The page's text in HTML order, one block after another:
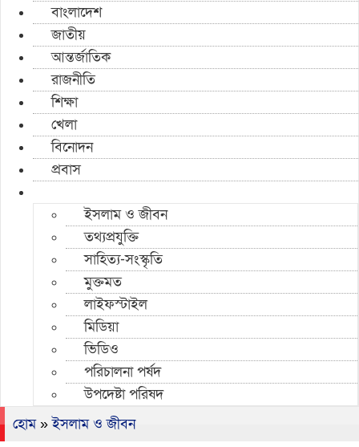
বাংলাদেশ
জাতীয়
আন্তর্জাতিক
রাজনীতি
শিক্ষা
খেলা
বিনোদন
প্রবাস
ইসলাম ও জীবন
তথ্যপ্রযুক্তি
সাহিত্য-সংস্কৃতি
মুক্তমত
লাইফস্টাইল
মিডিয়া
ভিডিও
পরিচালনা পর্ষদ
উপদেষ্টা পরিষদ
হোম»ইসলাম ও জীবন